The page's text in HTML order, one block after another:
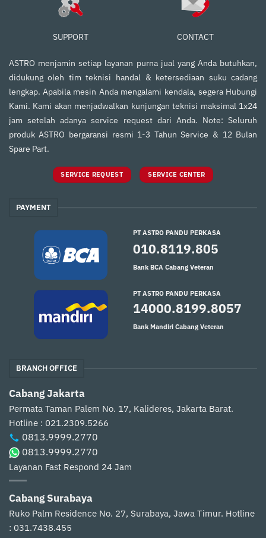
SUPPORT CONTACT
ASTRO menjamin setiap layanan purna jual yang Anda butuhkan,
didukung oleh tim teknisi handal & ketersediaan suku cadang
lengkap. Apabila mesin Anda mengalami kendala, segera Hubungi
Kami. Kami akan menjadwalkan kunjungan teknisi maksimal 1x24
jam setelah adanya service request dari Anda. Note: Seluruh
produk ASTRO bergaransi resmi 1-3 Tahun Service & 12 Bulan
Spare Part.
SERVICE REQUEST SERVICE CENTER
PAYMENT
PT ASTRO PANDU PERKASA
010.8119.805
Bank BCA Cabang Veteran
PT ASTRO PANDU PERKASA
14000.8199.8057
Bank Mandiri Cabang Veteran
BRANCH OFFICE
Cabang Jakarta
Permata Taman Palem No. 17, Kalideres, Jakarta Barat.
Hotline : 021.2309.5266
0813.9999.2770
0813.9999.2770
Layanan Fast Respond 24 Jam
Cabang Surabaya
Ruko Palm Residence No. 27, Surabaya, Jawa Timur. Hotline
: 031.7438.455